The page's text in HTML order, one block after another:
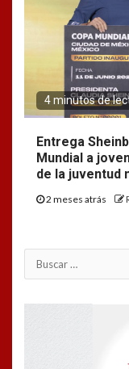
4 minutos de
Entrega
Mundial a
de la juventud
2 meses atrás
Buscar: